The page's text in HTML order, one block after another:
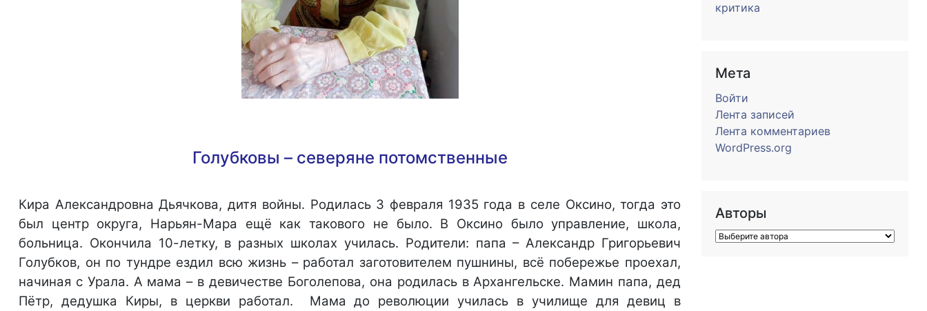
Голубковы – северяне потомственные
Кира Александровна Дьячкова, дитя войны. Родилась 3 февраля 1935 года в селе Оксино, тогда это
был центр округа, Нарьян-Мара ещё как такового не было. В Оксино было управление, школа,
больница. Окончила 10-летку, в разных школах училась. Родители: папа – Александр Григорьевич
Голубков, он по тундре ездил всю жизнь – работал заготовителем пушнины, всё побережье проехал,
начиная с Урала. А мама – в девичестве Боголепова, она родилась в Архангельске. Мамин папа, дед
Пётр, дедушка Киры, в церкви работал. Мама до революции училась в училище для девиц в
критика
Мета
Войти
Лента записей
Лента комментариев
WordPress.org
Авторы